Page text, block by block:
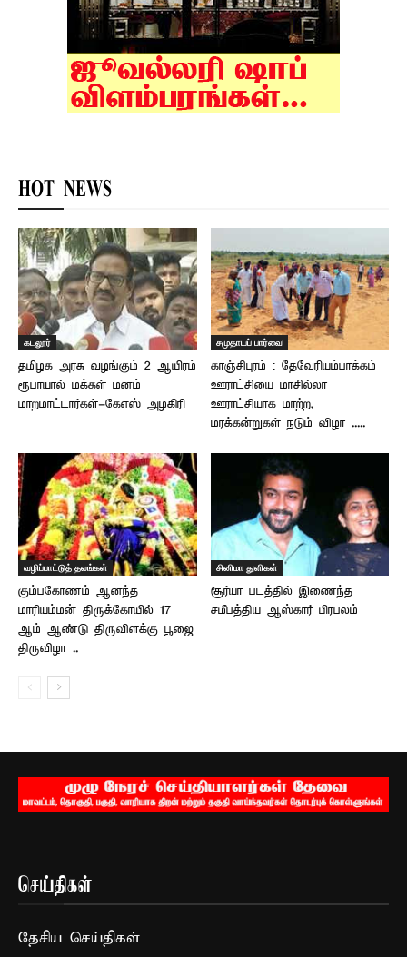
HOT NEWS
கடலூர்
தமிழக அரசு வழங்கும் 2 ஆயிரம்
ரூபாயால் மக்கள் மனம்
மாறமாட்டார்கள்-கேஎஸ் அழகிரி
சமுதாயப் பார்வை
காஞ்சிபுரம் : தேவேரியம்பாக்கம்
ஊராட்சியை மாசில்லா
ஊராட்சியாக மாற்ற,
மரக்கன்றுகள் நடும் விழா .....
வழிப்பாட்டுத் தலங்கள்
கும்பகோணம் ஆனந்த
மாரியம்மன் திருக்கோயில் 17
ஆம் ஆண்டு திருவிளக்கு பூஜை
திருவிழா ..
சினிமா துளிகள்
சூர்யா படத்தில் இணைந்த
சமீபத்திய ஆஸ்கார் பிரபலம்
செய்திகள்
தேசிய செய்திகள்